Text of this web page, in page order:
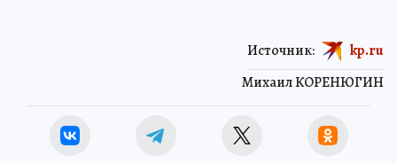
Михаил КОРЕНЮГИН
Источник: kp.ru